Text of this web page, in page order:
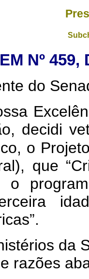
Nº 459,
do
decidi
o
que “
o
”.
da
razões